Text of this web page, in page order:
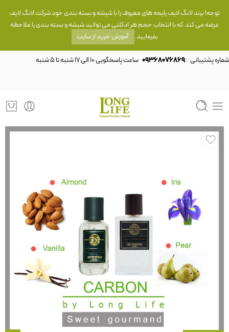
توجه! برند لانگ لایف رایحه های معروف را با شیشه و بسته بندی خود شرکت لانگ لایف
عرضه می کند.که با انتخاب حجم هر ادکلنی می توانید شیشه و بسته بندی را ملاحظه
بفرمایید. آموزش خرید از سایت
شماره پشتیبانی :09368076869